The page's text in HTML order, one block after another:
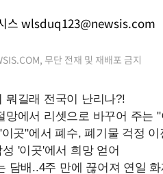
스 wlsduq123@newsis.com
무단 전재 및 재배포 금지